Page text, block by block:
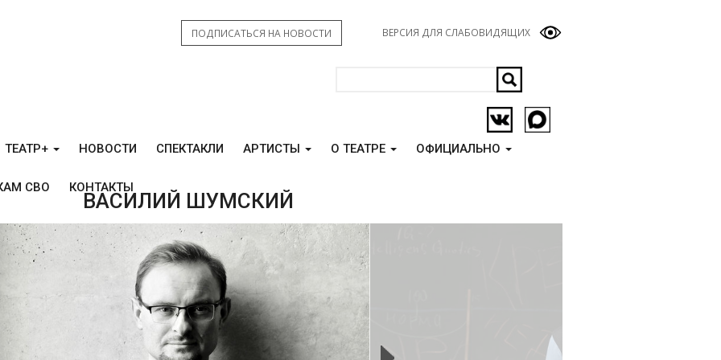
ВЕРСИЯ ДЛЯ СЛАБОВИДЯЩИХ
ПОДПИСАТЬСЯ НА НОВОСТИ
ТЕАТР+ НОВОСТИ СПЕКТАКЛИ АРТИСТЫ О ТЕАТРЕ ОФИЦИАЛЬНО
СВО КОНТАКТЫ
ВАСИЛИЙ ШУМСКИЙ